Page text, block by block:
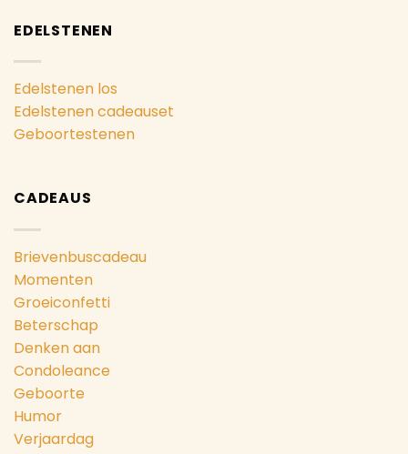
EDELSTENEN
Edelstenen los
Edelstenen cadeauset
Geboortestenen
CADEAUS
Brievenbuscadeau
Momenten
Groeiconfetti
Beterschap
Denken aan
Condoleance
Geboorte
Humor
Verjaardag